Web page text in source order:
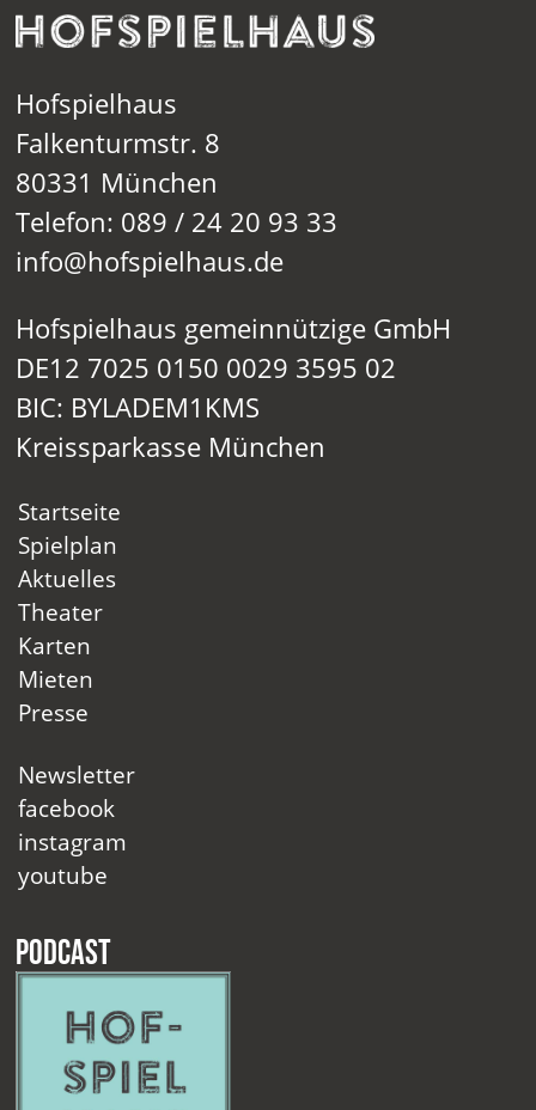
Hofspielhaus
Falkenturmstr. 8
80331 München
Telefon: 089 / 24 20 93 33
info@hofspielhaus.de
Hofspielhaus gemeinnützige GmbH
DE12 7025 0150 0029 3595 02
BIC: BYLADEM1KMS
Kreissparkasse München
Startseite
Spielplan
Aktuelles
Theater
Karten
Mieten
Presse
Newsletter
facebook
instagram
youtube
Podcast